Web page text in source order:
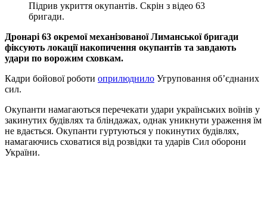
Підрив укриття окупантів. Скрін з відео 63
бригади.
Дронарі 63 окремої механізованої Лиманської бригади
фіксують локації накопичення окупантів та завдають
удари по ворожим сховкам.
Кадри бойової роботи оприлюднило Угруповання об’єднаних
сил.
Окупанти намагаються перечекати удари українських воїнів у
закинутих будівлях та бліндажах, однак уникнути ураження їм
не вдається. Окупанти гуртуються у покинутих будівлях,
намагаючись сховатися від розвідки та ударів Сил оборони
України.